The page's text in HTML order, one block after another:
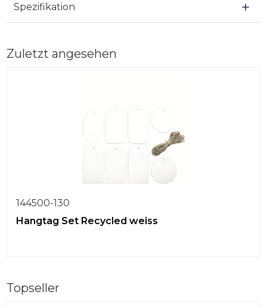
Spezifikation
Zuletzt angesehen
144500-130
Hangtag Set Recycled weiss
Topseller